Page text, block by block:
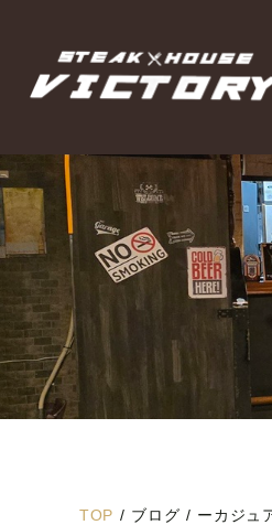
TOP / ブログ / ーカジュ